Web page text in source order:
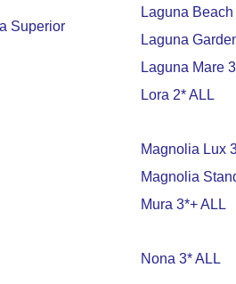
Superior
Laguna
Laguna
Laguna Mare
Lora 2* ALL
Magnolia Lux
Magnolia
Mura 3*+ ALL
Nona 3* ALL